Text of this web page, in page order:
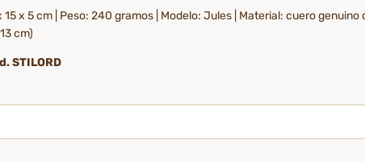
x 5 cm | Peso: 240 gramos | Modelo: Jules | Material: cuero
cm)
STILORD